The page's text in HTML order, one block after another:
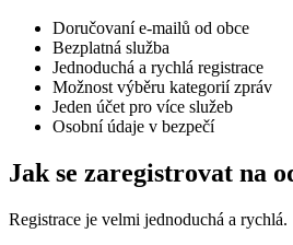
Doručovaní e-mailů od obce
Bezplatná služba
Jednoduchá a rychlá registrace
Možnost výběru kategorií zpráv
Jeden účet pro více služeb
Osobní údaje v bezpečí
Jak se zaregistrovat na
Registrace je velmi jednoduchá a rychlá.